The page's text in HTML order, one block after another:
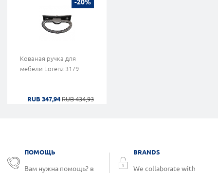
-20%
Кованая ручка для
мебели Lorenz 3179
RUB 347,94 RUB 434,93
ПОМОЩЬ
Вам нужна помощь? в
BRANDS
We collaborate with